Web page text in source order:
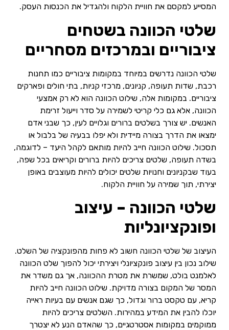
המסייע למקסם את חוויית הלקוח ולהגדיל את הכנסות העסק.
שלטי הכוונה בשטחים
ציבוריים ובמרכזים מסחריים
שלטי הכוונה נדרשים במיוחד במקומות ציבוריים כמו תחנות
רכבת, שדות תעופה, קניונים, מרכזי קניות, בתי חולים ופארקים
ציבוריים. במקומות אלה, שילוט הכוונה הוא לא רק אמצעי
הכוונה, אלא גם כלי קריטי לשמירה על סדר וייעול זרימת
האנשים. יש צורך בשלטים ברורים וגלויים לעין, כך שבני אדם
ימצאו את הדרך בצורה מיידית ולא יפלו בבעיה של בלבול או
תסכול. שילוט הכוונה חייב להיות מותאם לקהל היעד – לדוגמה,
בשדה תעופה, שלטים צריכים להיות ברורים וקריאים בכל שפה,
בעוד שבקניונים וחנויות שלטים יכולים להיות מעוצבים באופן
יצירתי, תוך שמירה על חוויית הלקוח.
שלטי הכוונה – עיצוב
ופונקציונליות
העיצוב של שלטי הכוונה חשוב לא פחות מהפונקציה של השלט.
שילוב נכון בין עיצוב פונקציונלי ויצירתי יכול להפוך שלט הכוונה
לאלמנט בולט, שמשרת את מטרת ההכוונה, אך גם משדר את
המסר של המקום בצורה מדויקת. שילוט הכוונה חייב להיות
קריא, עם טקסט ברור וגדול, כך שגם אנשים עם בעיות ראייה
יוכלו להבין את המידע במהירות. השלטים צריכים להיות
ממוקמים במקומות אסטרטגיים, כך שהאדם הנע לא יצטרך